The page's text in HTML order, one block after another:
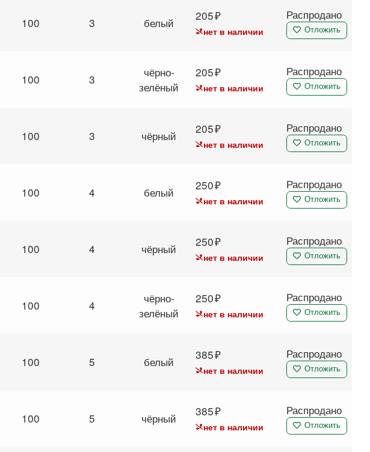
100 3 белый 205
нет в наличии
Распродано
Отложить
100 3
чёрно-
зелёный
205
нет в наличии
Распродано
Отложить
100 3 чёрный 205
нет в наличии
Распродано
Отложить
100 4 белый 250
нет в наличии
Распродано
Отложить
100 4 чёрный 250
нет в наличии
Распродано
Отложить
100 4
чёрно-
зелёный
250
нет в наличии
Распродано
Отложить
100 5 белый 385
нет в наличии
Распродано
Отложить
100 5 чёрный 385
нет в наличии
Распродано
Отложить